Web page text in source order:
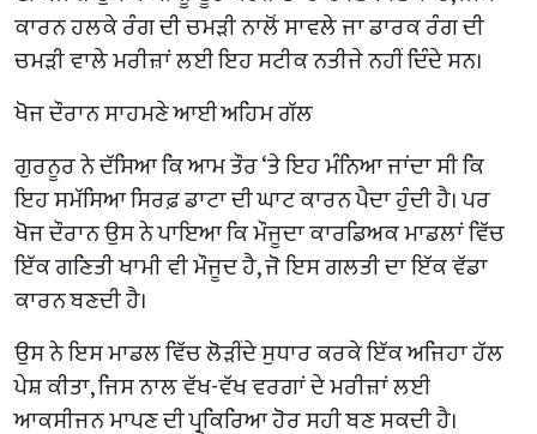
ਕਾਰਨ ਹਲਕੇ ਰੰਗ ਦੀ ਚਮੜੀ ਨਾਲੋਂ ਸਾਵਲੇ ਜਾ ਡਾਰਕ ਰੰਗ ਦੀ
ਚਮੜੀ ਵਾਲੇ ਮਰੀਜ਼ਾਂ ਲਈ ਇਹ ਸਟੀਕ ਨਤੀਜੇ ਨਹੀਂ ਦਿੰਦੇ ਸਨ।
ਖੋਜ ਦੌਰਾਨ ਸਾਹਮਣੇ ਆਈ ਅਹਿਮ ਗੱਲ
ਗੁਰਨੂਰ ਨੇ ਦੱਸਿਆ ਕਿ ਆਮ ਤੌਰ ‘ਤੇ ਇਹ ਮੰਨਿਆ ਜਾਂਦਾ ਸੀ ਕਿ
ਇਹ ਸਮੱਸਿਆ ਸਿਰਫ਼ ਡਾਟਾ ਦੀ ਘਾਟ ਕਾਰਨ ਪੈਦਾ ਹੁੰਦੀ ਹੈ। ਪਰ
ਖੋਜ ਦੌਰਾਨ ਉਸ ਨੇ ਪਾਇਆ ਕਿ ਮੌਜੂਦਾ ਕਾਰਡਿਅਕ ਮਾਡਲਾਂ ਵਿੱਚ
ਇੱਕ ਗਣਿਤੀ ਖਾਮੀ ਵੀ ਮੌਜੂਦ ਹੈ, ਜੋ ਇਸ ਗਲਤੀ ਦਾ ਇੱਕ ਵੱਡਾ
ਕਾਰਨ ਬਣਦੀ ਹੈ।
ਉਸ ਨੇ ਇਸ ਮਾਡਲ ਵਿੱਚ ਲੋੜੀਂਦੇ ਸੁਧਾਰ ਕਰਕੇ ਇੱਕ ਅਜਿਹਾ ਹੱਲ
ਪੇਸ਼ ਕੀਤਾ, ਜਿਸ ਨਾਲ ਵੱਖ-ਵੱਖ ਵਰਗਾਂ ਦੇ ਮਰੀਜ਼ਾਂ ਲਈ
ਆਕਸੀਜਨ ਮਾਪਣ ਦੀ ਪ੍ਰਕਿਰਿਆ ਹੋਰ ਸਹੀ ਬਣ ਸਕਦੀ ਹੈ।